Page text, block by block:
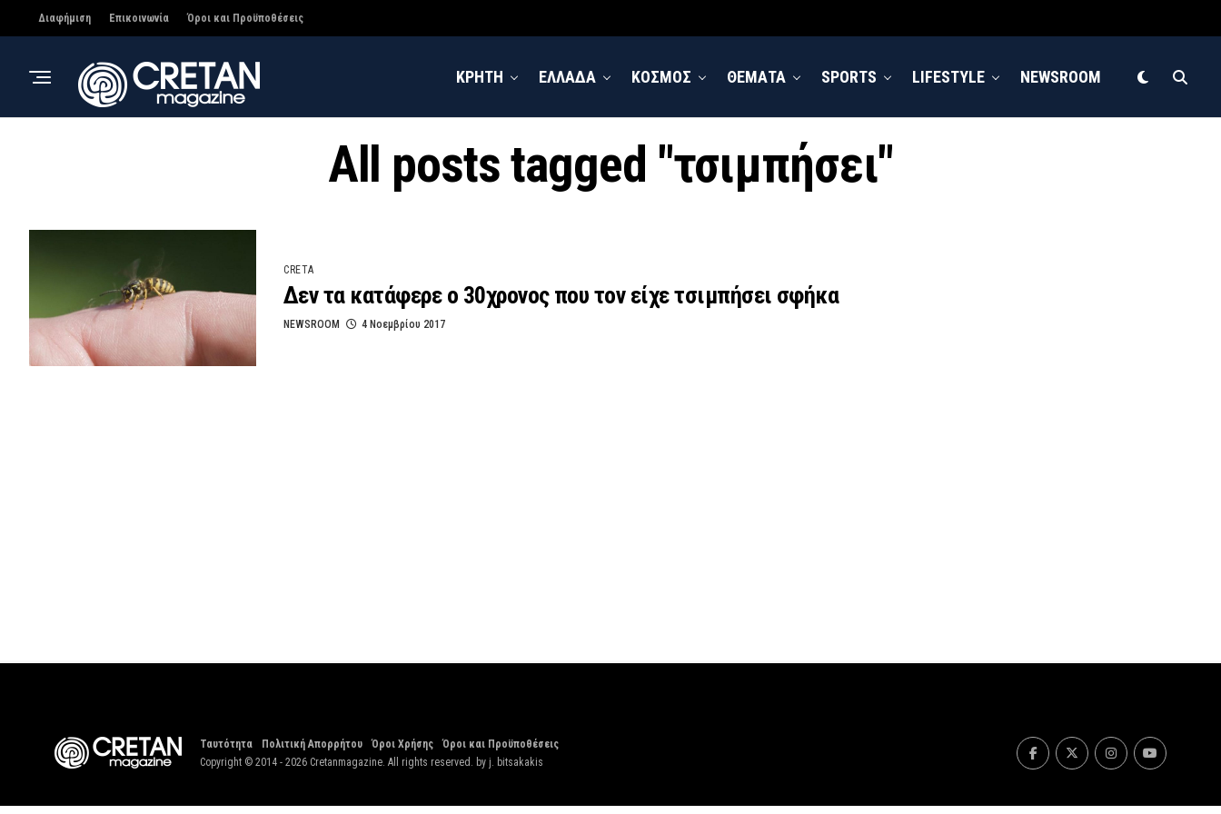
Διαφήμιση Επικοινωνία Όροι και Προϋποθέσεις
ΚΡΗΤΗ ΕΛΛΑΔΑ ΚΟΣΜΟΣ ΘΕΜΑΤΑ SPORTS LIFESTYLE NEWSROOM
All posts tagged "τσιμπήσει"
CRETA
Δεν τα κατάφερε ο 30χρονος που τον είχε τσιμπήσει σφήκα
NEWSROOM 4 Νοεμβρίου 2017
Ταυτότητα Πολιτική Απορρήτου Όροι Χρήσης
Όροι και Προϋποθέσεις
Copyright © 2014 - 2026 Cretanmagazine. All rights reserved. by j. bitsakakis